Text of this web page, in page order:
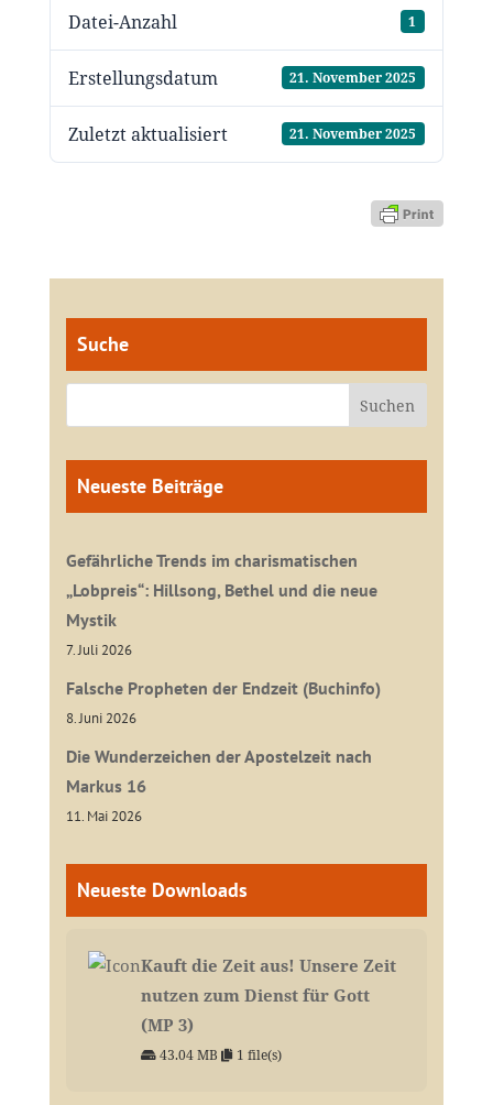
Datei-Anzahl 1
Erstellungsdatum 21. November 2025
Zuletzt aktualisiert 21. November 2025
Suche
Neueste Beiträge
Gefährliche Trends im charismatischen
„Lobpreis“: Hillsong, Bethel und die neue
Mystik
7. Juli 2026
Falsche Propheten der Endzeit (Buchinfo)
8. Juni 2026
Die Wunderzeichen der Apostelzeit nach
Markus 16
11. Mai 2026
Neueste Downloads
Kauft die Zeit aus! Unsere Zeit
nutzen zum Dienst für Gott
(MP 3)
43.04 MB 1 file(s)